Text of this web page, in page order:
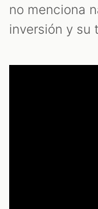
no menciona
inversión y su